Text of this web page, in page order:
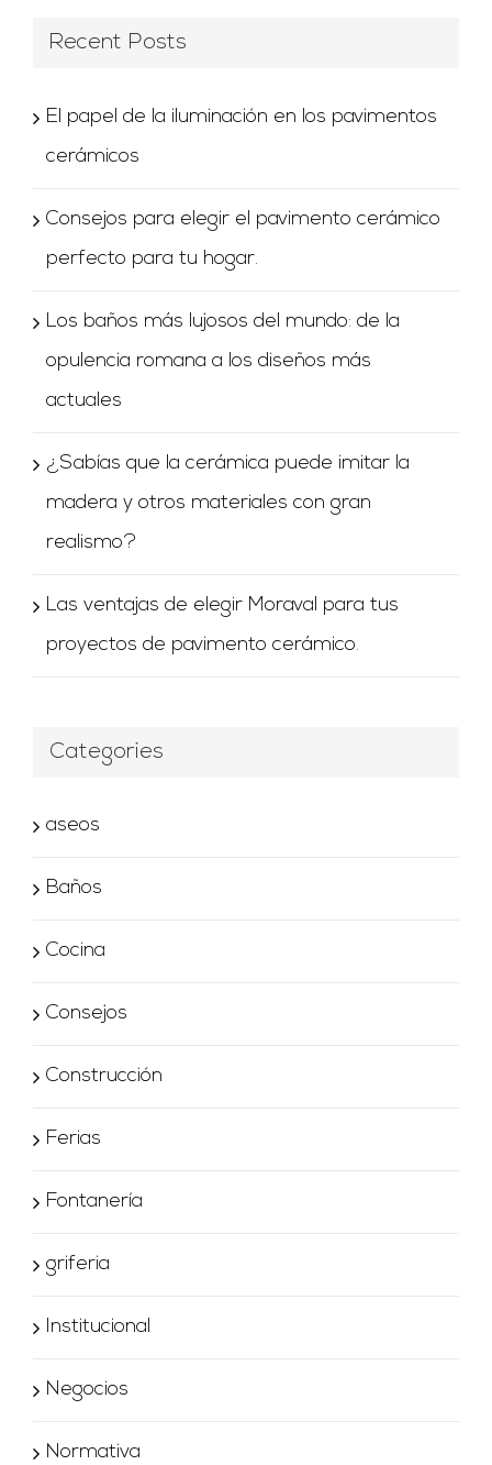
Recent Posts
El papel de la iluminación en los pavimentos
cerámicos
Consejos para elegir el pavimento cerámico
perfecto para tu hogar.
Los baños más lujosos del mundo: de la
opulencia romana a los diseños más
actuales
¿Sabías que la cerámica puede imitar la
madera y otros materiales con gran
realismo?
Las ventajas de elegir Moraval para tus
proyectos de pavimento cerámico.
Categories
aseos
Baños
Cocina
Consejos
Construcción
Ferias
Fontanería
griferia
Institucional
Negocios
Normativa